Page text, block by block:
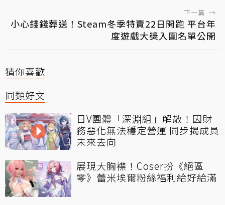
下一篇 →
小心錢錢葬送！Steam冬季特賣22日開跑 平台年
度遊戲大獎入圍名單公開
猜你喜歡
同類好文
日V團體「深淵組」解散！因財
務惡化無法穩定營運 同步揭成員
未來去向
展現大胸襟！Coser扮《絕區
零》蕾米埃爾粉絲福利給好給滿